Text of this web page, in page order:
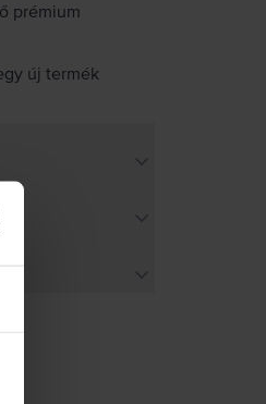
prémium
új termék